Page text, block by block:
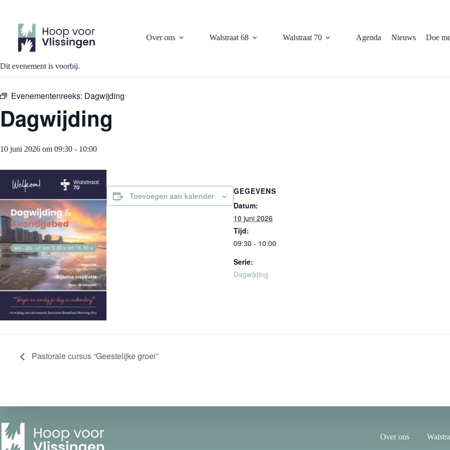
inhoud
Over ons Walstraat 68 Walstraat 70 Agenda Nieuws Doe
« Alle Evenementen
Dit evenement is voorbij.
Evenementenreeks: Dagwijding
Dagwijding
10 juni 2026 om 09:30 - 10:00
Toevoegen aan kalender
GEGEVENS
Datum:
10 juni 2026
Tijd:
09:30 - 10:00
Serie:
Dagwijding
Pastorale cursus “Geestelijke groei”
Over ons